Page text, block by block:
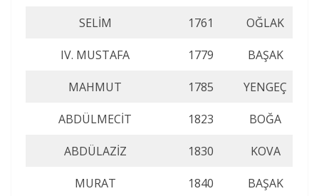
SELİM 1761 OĞLAK
IV. MUSTAFA 1779 BAŞAK
MAHMUT 1785 YENGEÇ
ABDÜLMECİT 1823 BOĞA
ABDÜLAZİZ 1830 KOVA
MURAT 1840 BAŞAK